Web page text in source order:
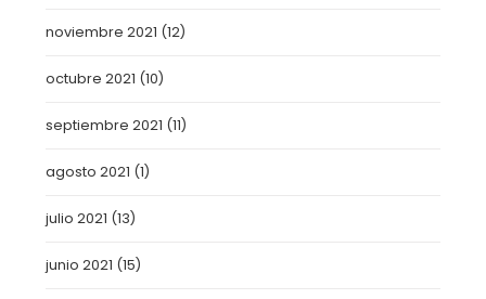
noviembre 2021 (12)
octubre 2021 (10)
septiembre 2021 (11)
agosto 2021 (1)
julio 2021 (13)
junio 2021 (15)